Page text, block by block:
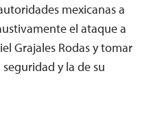
mexicanas a
el ataque a
Grajales Rodas y tomar
y la de su